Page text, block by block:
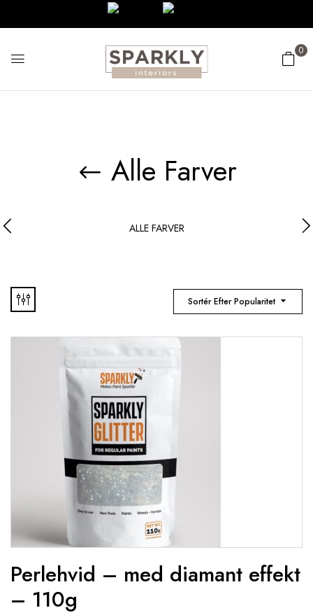
0
Alle Farver
ALLE FARVER
Sortér Efter Popularitet
Perlehvid – med diamant effekt
– 110g